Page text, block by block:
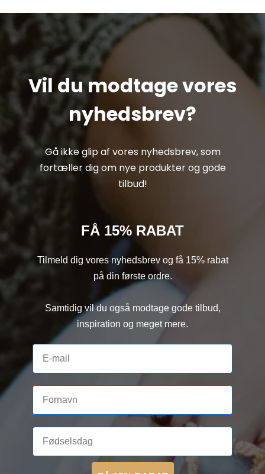
Vil du modtage vores
nyhedsbrev?
Gå ikke glip af vores nyhedsbrev, som
fortæller dig om nye produkter og gode
tilbud!
FÅ 15% RABAT
Tilmeld dig vores nyhedsbrev og få 15% rabat
på din første ordre.
Samtidig vil du også modtage gode tilbud,
inspiration og meget mere.